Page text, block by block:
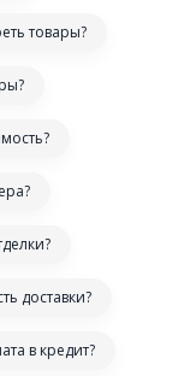
товары?
доставки?
в кредит?